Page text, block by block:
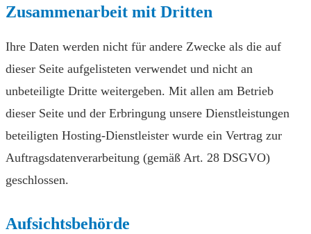
Zusammenarbeit mit Dritten
Ihre Daten werden nicht für andere Zwecke als die auf
dieser Seite aufgelisteten verwendet und nicht an
unbeteiligte Dritte weitergeben. Mit allen am Betrieb
dieser Seite und der Erbringung unsere Dienstleistungen
beteiligten Hosting-Dienstleister wurde ein Vertrag zur
Auftragsdatenverarbeitung (gemäß Art. 28 DSGVO)
geschlossen.
Aufsichtsbehörde